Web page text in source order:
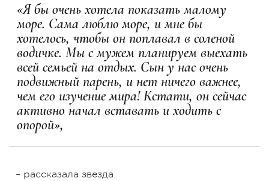
«Я бы очень хотела показать малому
море. Сама люблю море, и мне бы
хотелось, чтобы он поплавал в соленой
водичке. Мы с мужем планируем выехать
всей семьей на отдых. Сын у нас очень
подвижный парень, и нет ничего важнее,
чем его изучение мира! Кстати, он сейчас
активно начал вставать и ходить с
опорой»,
– рассказала звезда.